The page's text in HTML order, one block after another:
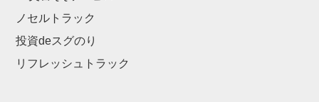
ノセルトラック
投資deスグのり
リフレッシュトラック